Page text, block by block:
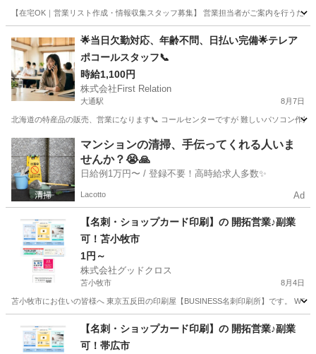
【在宅OK｜営業リスト作成・情報収集スタッフ募集】 営業担当者がご案内を行うた
営業 スタッフ
🌟当日欠勤対応、年齢不問、日払い完備🌟テレア
ポコールスタッフ📞
時給1,100円
株式会社First Relation
大通駅 8月7日
北海道の特産品の販売、営業になります📞 コールセンターですが 難しいパソコン作
北海道 札幌市 大通駅 テレアポ スタッフ
マンションの清掃、手伝ってくれる人いま
せんか？😭🙏
日給例1万円〜 / 登録不要！高時給求人多数✨
Lacotto Ad
【名刺・ショップカード印刷】の 開拓営業♪副業
可！苫小牧市
1円～
株式会社グッドクロス
苫小牧市 8月4日
苫小牧市にお住いの皆様へ 東京五反田の印刷屋【BUSINESS名刺印刷所】です。 W
苫小牧市 営業 スタッフ
【名刺・ショップカード印刷】の 開拓営業♪副業
可！帯広市